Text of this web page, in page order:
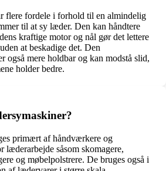
flere fordele i forhold til en almindelig
til at sy læder. Den kan håndtere
kraftige motor og nål gør det lettere
at beskadige det. Den
også mere holdbar og kan modstå slid,
holder bedre.
primært af håndværkere og
læderarbejde såsom skomagere,
og møbelpolstrere. De bruges også i